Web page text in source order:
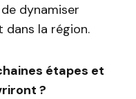
dynamiser
dans la région.
étapes et
?